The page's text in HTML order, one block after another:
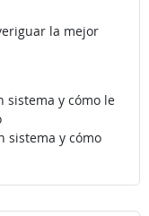
la mejor
sistema y cómo le
sistema y cómo